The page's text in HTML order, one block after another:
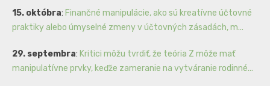
15. októbra: Finančné manipulácie, ako sú kreatívne účtovné
praktiky alebo úmyselné zmeny v účtovných zásadách, m...
29. septembra: Kritici môžu tvrdiť, že teória Z môže mať
manipulatívne prvky, keďže zameranie na vytváranie rodinné...